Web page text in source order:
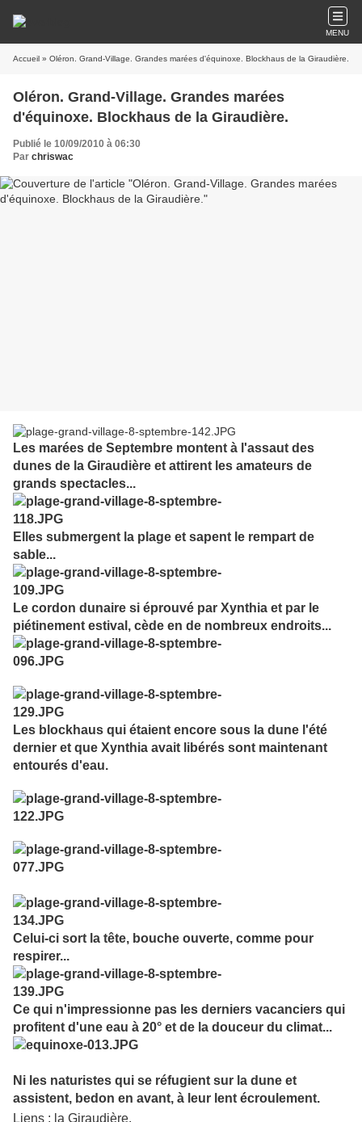
MENU
Accueil » Oléron. Grand-Village. Grandes marées d'équinoxe. Blockhaus de la Giraudière.
Oléron. Grand-Village. Grandes marées
d'équinoxe. Blockhaus de la Giraudière.
Publié le 10/09/2010 à 06:30
Par chriswac
Les marées de Septembre montent à l'assaut des
dunes de la Giraudière et attirent les amateurs de
grands spectacles...
Elles submergent la plage et sapent le rempart de
sable...
Le cordon dunaire si éprouvé par Xynthia et par le
piétinement estival, cède en de nombreux endroits...
Les blockhaus qui étaient encore sous la dune l'été
dernier et que Xynthia avait libérés sont maintenant
entourés d'eau.
Celui-ci sort la tête, bouche ouverte, comme pour
respirer...
Ce qui n'impressionne pas les derniers vacanciers qui
profitent d'une eau à 20° et de la douceur du climat...
Ni les naturistes qui se réfugient sur la dune et
assistent, bedon en avant, à leur lent écroulement.
Liens : la Giraudière.